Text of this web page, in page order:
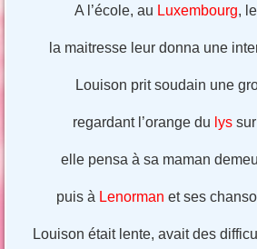
A l’école, au Luxembourg,
la maitresse leur donna une
Louison prit soudain une
regardant l’orange du lyssur
elle pensa à sa maman
puis à Lenorman et ses
Louison était lente, avait des